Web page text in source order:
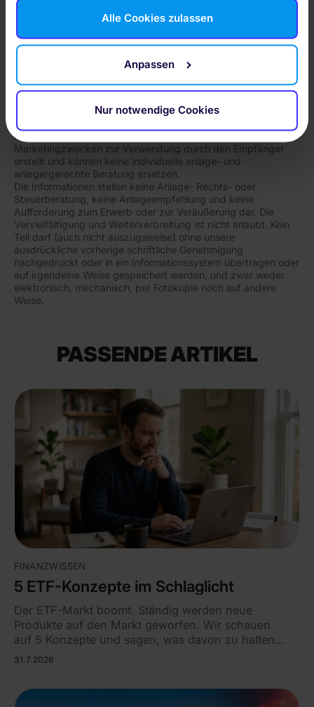
gesammelt haben. Durch Klicken auf „Zulassen“-
Buttons willigen Sie gem. Art. 49 Abs. 1 DSGVO ein,
dass auch Anbieter in den USA Ihre Daten
verarbeiten. Es ist möglich, dass die übermittelten
Alle Cookies zulassen
Anpassen
Nur notwendige Cookies
Disclaimer/rechtliche Hinweise:
Der Beitrag ist mit größter Sorgfalt bearbeitet worden. Er
enthält jedoch lediglich unverbindliche Analysen und
Erläuterungen. Die Angaben beruhen auf Quellen, die wir für
zuverlässig halten, für deren Richtigkeit, Vollständigkeit und
Aktualität wir aber keine Gewähr übernehmen können. Die
Informationen wurden einzig zu Informations- und
Marketingzwecken zur Verwendung durch den Empfänger
erstellt und können keine individuelle anlage- und
anlegergerechte Beratung ersetzen.
Die Informationen stellen keine Anlage- Rechts- oder
Steuerberatung, keine Anlageempfehlung und keine
Aufforderung zum Erwerb oder zur Veräußerung dar. Die
Vervielfältigung und Weiterverbreitung ist nicht erlaubt. Kein
Teil darf (auch nicht auszugsweise) ohne unsere
ausdrückliche vorherige schriftliche Genehmigung
nachgedruckt oder in ein Informationssystem übertragen oder
auf irgendeine Weise gespeichert werden, und zwar weder
elektronisch, mechanisch, per Fotokopie noch auf andere
Weise.
PASSENDE ARTIKEL
FINANZWISSEN
5 ETF-Konzepte im Schlaglicht
Der ETF-Markt boomt. Ständig werden neue
Produkte auf den Markt geworfen. Wir schauen
auf 5 Konzepte und sagen, was davon zu halten
ist.
31.7.2026